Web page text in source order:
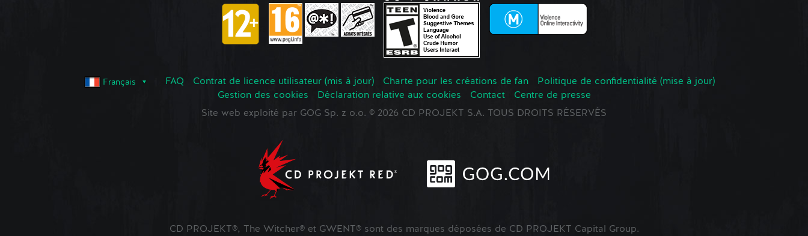
Français FAQ Contrat de licence utilisateur (mis à jour) Charte pour les créations de fan
Politique de confidentialité (mise à jour)
Gestion des cookies
Déclaration relative aux cookies Contact
Centre de presse
Site web exploité par GOG Sp. z o.o. © 2026 CD PROJEKT S.A. TOUS DROITS RÉSERVÉS
CD PROJEKT®, The Witcher® et GWENT® sont des marques déposées de CD PROJEKT Capital Group.